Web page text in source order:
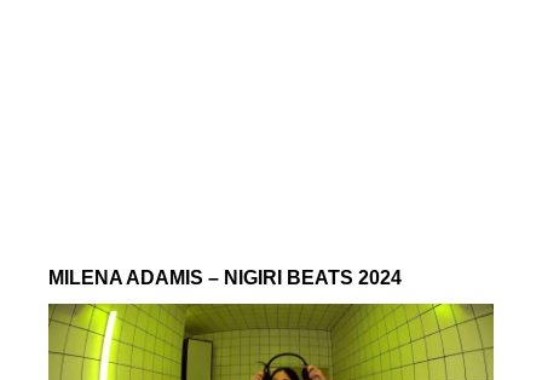
MILENA ADAMIS – NIGIRI BEATS 2024